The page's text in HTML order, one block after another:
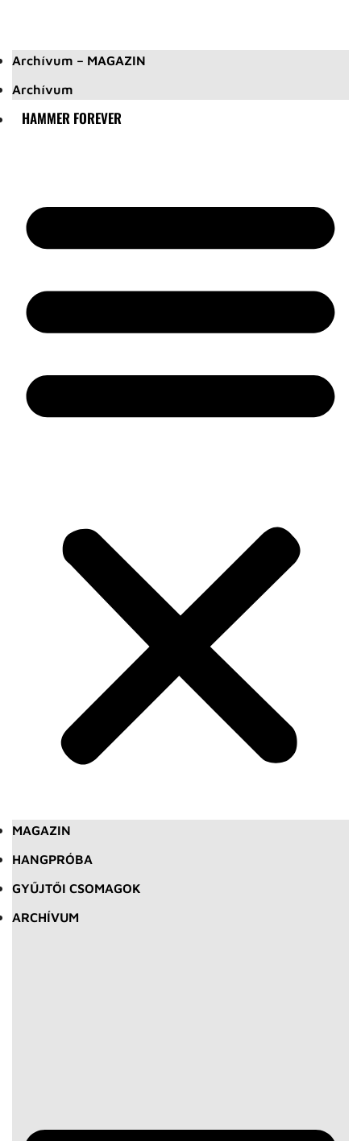
Archívum – MAGAZIN
Archívum
HAMMER FOREVER
MAGAZIN
HANGPRÓBA
GYŰJTŐI CSOMAGOK
ARCHÍVUM